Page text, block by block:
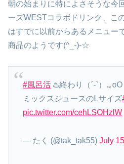
朝の始まりに特によさそうな今
ーズWESTコラボドリンク、こ
はすでに以前からあるメニュー
商品のようです(^_-)-☆
#風呂活♨️終わり（´-`）.｡oO
ミックスジュースのLサイズ
pic.twitter.com/cehLSOHzlW
— たく (@tak_tak55) July